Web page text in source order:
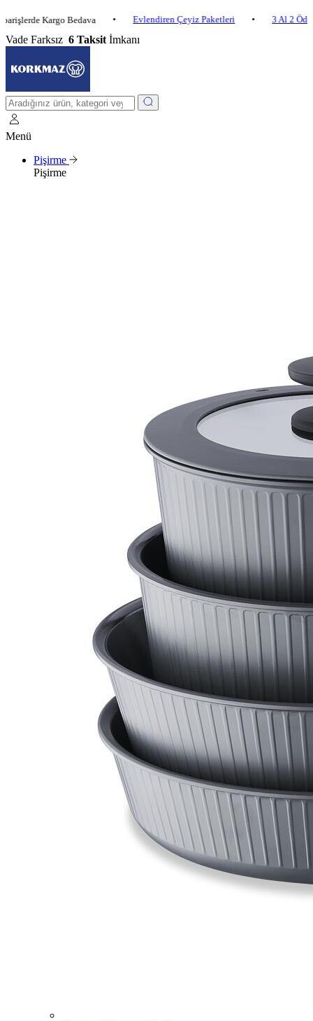
Kargo Bedava • Evlendiren Çeyiz Paketleri • 3 Al 2 Öde •
Vade Farksız 6 Taksit İmkanı
Menü
Pişirme
Pişirme